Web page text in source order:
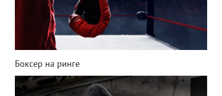
Боксер на ринге